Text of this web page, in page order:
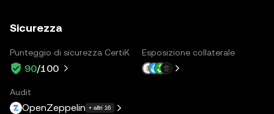
Sicurezza
Punteggio di sicurezza CertiK
90/100
Esposizione collaterale
Audit
OpenZeppelin + altri 16